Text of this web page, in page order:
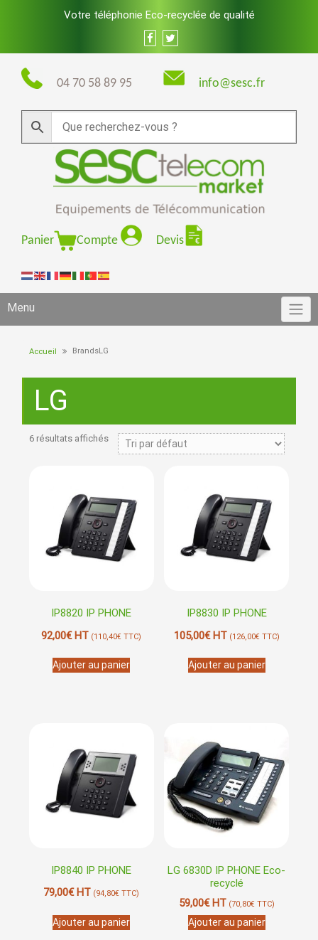
Votre téléphonie Eco-recyclée de qualité
04 70 58 89 95 info@sesc.fr
Panier Compte Devis
Menu
Accueil BrandsLG
LG
6 résultats affichés
IP8820 IP PHONE
92,00€HT (110,40€ TTC)
Ajouter au panier
IP8830 IP PHONE
105,00€HT (126,00€TTC)
Ajouter au panier
IP8840 IP PHONE
79,00€HT (94,80€ TTC)
Ajouter au panier
LG 6830D IP PHONE Eco-
recyclé
59,00€HT (70,80€TTC)
Ajouter au panier